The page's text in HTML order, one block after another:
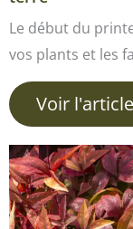
Le début du
vos plants et les
Voir l'article